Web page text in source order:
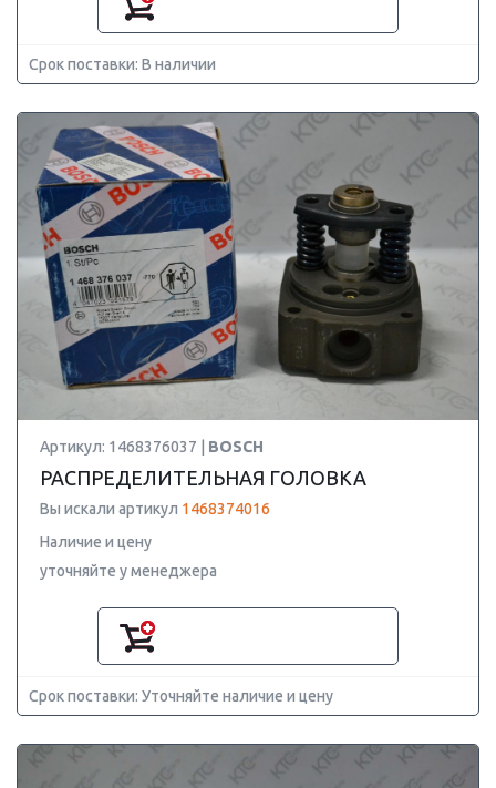
Срок поставки: В наличии
Артикул: 1468376037 | BOSCH
РАСПРЕДЕЛИТЕЛЬНАЯ ГОЛОВКА
Вы искали артикул 1468374016
Наличие и цену
уточняйте у менеджера
Срок поставки: Уточняйте наличие и цену